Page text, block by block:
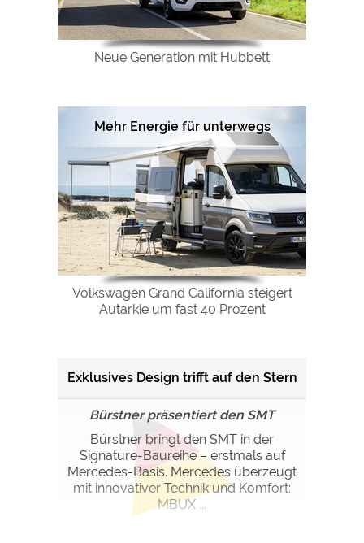
Neue Generation mit Hubbett
Mehr Energie für unterwegs
Volkswagen Grand California steigert
Autarkie um fast 40 Prozent
Exklusives Design trifft auf den Stern
Bürstner präsentiert den SMT
Bürstner bringt den SMT in der
Signature-Baureihe – erstmals auf
Mercedes-Basis. Mercedes überzeugt
mit innovativer Technik und Komfort:
MBUX ...